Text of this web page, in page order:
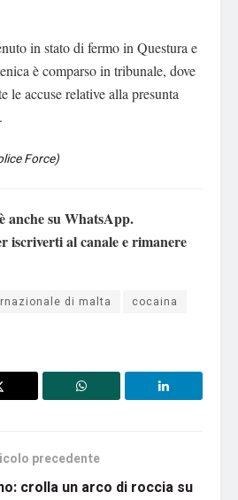
in stato di fermo in Questura e
è comparso in tribunale, dove
le accuse relative alla presunta
Force)
su WhatsApp.
iscriverti al canale e rimanere
di malta
cocaina
precedente
crolla un arco di roccia su